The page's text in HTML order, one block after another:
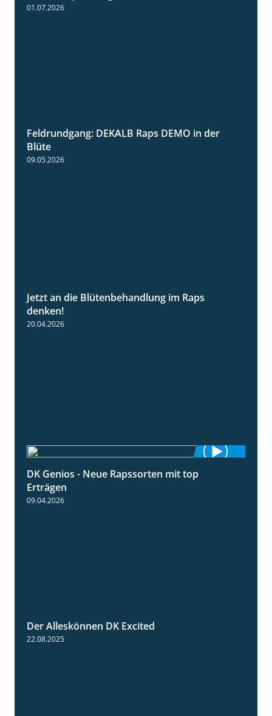
01.07.2026
2:37
Feldrundgang: DEKALB Raps DEMO in der
Blüte
09.05.2026
Jetzt an die Blütenbehandlung im Raps
denken!
20.04.2026
DK Genios - Neue Rapssorten mit top
Erträgen
09.04.2026
Der Alleskönnen DK Excited
22.08.2025